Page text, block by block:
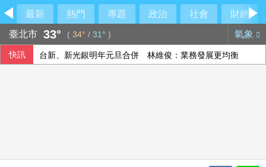
最新 熱門 專題 政治 社會
財經
臺北市 33° ( 34° / 31° ) 氣象
快訊 台新、新光銀明年元旦合併 林維俊：業務發展更均衡